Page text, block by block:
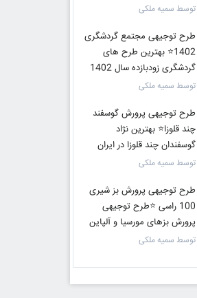
توسط سمیه ملکی
طرح توجیهی مجتمع گردشگری
1402⭐️ بهترین طرح های
گردشگری زودبازده سال 1402
توسط سمیه ملکی
طرح توجیهی پرورش گوسفند
چند قلوزا⭐️ بهترین نژاد
گوسفندان چند قلوزا در ایران
توسط سمیه ملکی
طرح توجیهی پرورش بز شیری
100 راسی ⭐️طرح توجیهی
پرورش بزهای مورسیا و آلپاین
توسط سمیه ملکی